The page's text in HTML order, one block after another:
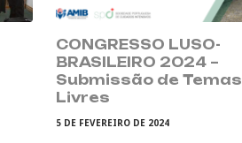
CONGRESSO LUSO-
BRASILEIRO 2024 –
Submissão de Temas
Livres
5 DE FEVEREIRO DE 2024